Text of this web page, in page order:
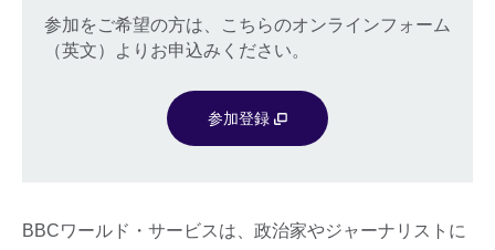
参加をご希望の方は、こちらのオンラインフォーム
（英文）よりお申込みください。
参加登録
BBCワールド・サービスは、政治家やジャーナリストに